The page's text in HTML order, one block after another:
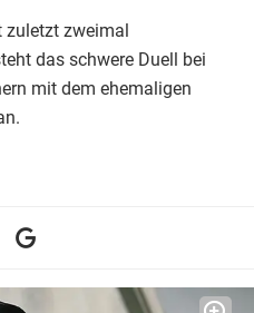
zuletzt zweimal
das schwere Duell bei
mit dem ehemaligen